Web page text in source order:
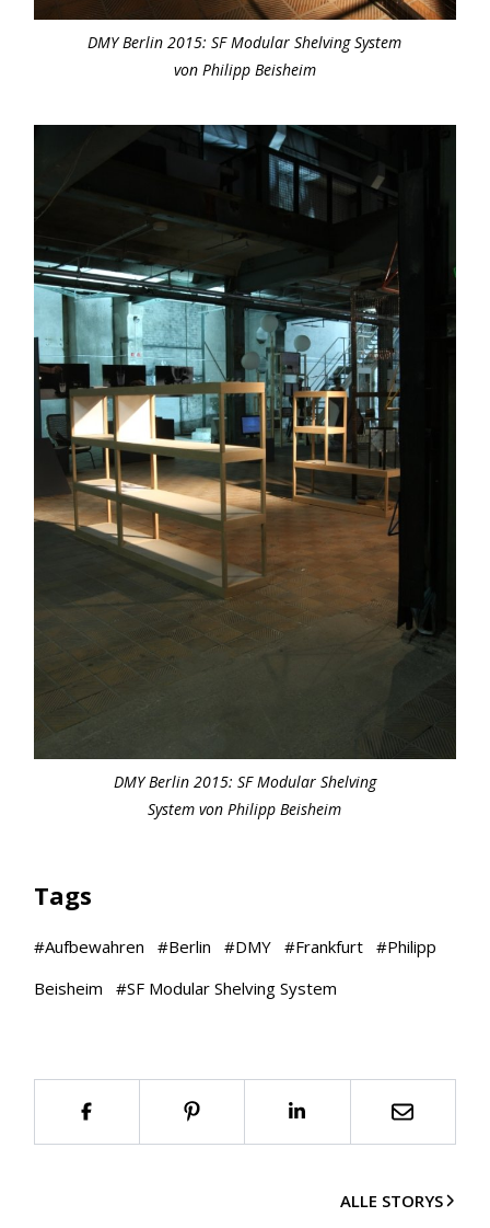
DMY Berlin 2015: SF Modular Shelving System
von Philipp Beisheim
DMY Berlin 2015: SF Modular Shelving
System von Philipp Beisheim
Tags
#Aufbewahren #Berlin #DMY #Frankfurt #Philipp
Beisheim
#SF Modular Shelving System
ALLE STORYS